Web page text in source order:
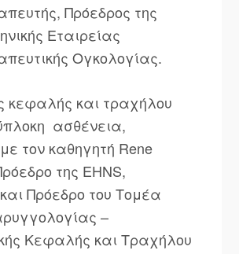
Πρόεδρος της
Εταιρείας
Ογκολογίας.
κεφαλής και τραχήλου
ασθένεια,
τον καθηγητή Rene
της EHNS,
Πρόεδρο του Τομέα
–
Κεφαλής και Τραχήλου